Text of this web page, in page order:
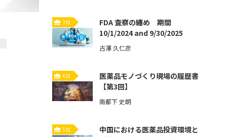
3位
FDA 査察の纏め 期間
10/1/2024 and 9/30/2025
古澤 久仁彦
4位
医薬品モノづくり現場の履歴書
【第3回】
南都下 史朗
5位
中国における医薬品投資環境と